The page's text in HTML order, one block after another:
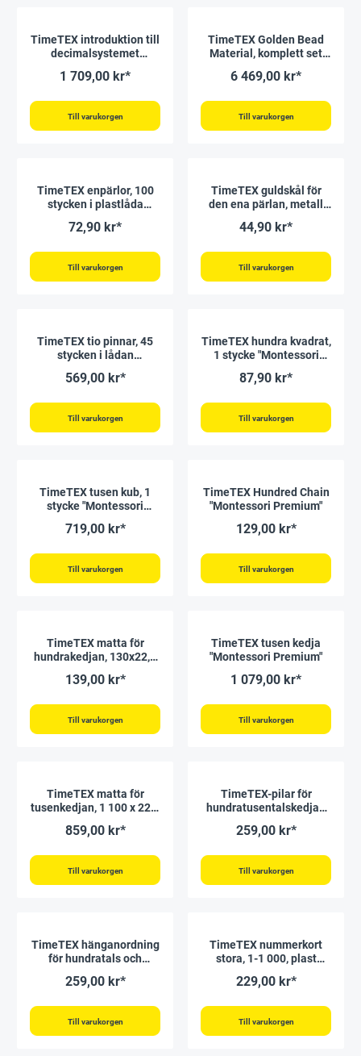
TimeTEX introduktion till
decimalsystemet
1 709,00 kr*
Till varukorgen
TimeTEX Golden Bead
Material, komplett set
6 469,00 kr*
Till varukorgen
TimeTEX enpärlor, 100
stycken i plastlåda
72,90 kr*
Till varukorgen
TimeTEX guldskål för
den ena pärlan, metall
44,90 kr*
Till varukorgen
TimeTEX tio pinnar, 45
stycken i lådan
569,00 kr*
Till varukorgen
TimeTEX hundra kvadrat,
1 stycke "Montessori
87,90 kr*
Till varukorgen
TimeTEX tusen kub, 1
stycke "Montessori
719,00 kr*
Till varukorgen
TimeTEX Hundred Chain
"Montessori Premium"
129,00 kr*
Till varukorgen
TimeTEX matta för
hundrakedjan, 130x22,5
139,00 kr*
Till varukorgen
TimeTEX tusen kedja
"Montessori Premium"
1 079,00 kr*
Till varukorgen
TimeTEX matta för
tusenkedjan, 1 100 x 22,5
859,00 kr*
Till varukorgen
TimeTEX-pilar för
hundratusentalskedjan
259,00 kr*
Till varukorgen
TimeTEX hänganordning
för hundratals och
"Montessori Premium"
259,00 kr*
Till varukorgen
TimeTEX nummerkort
stora, 1-1 000, plast
229,00 kr*
Till varukorgen